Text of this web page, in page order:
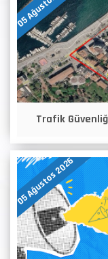
Trafik
05 Ağustos 2026